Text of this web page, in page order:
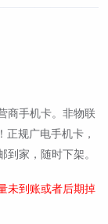
商手机卡。非物联
规广电手机卡，
家，随时下架。
未到账或者后期掉